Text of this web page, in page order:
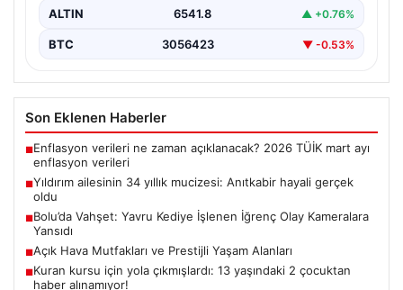
ALTIN 6541.8 ▲ +0.76%
BTC 3056423 ▼ -0.53%
Son Eklenen Haberler
■Enflasyon verileri ne zaman açıklanacak? 2026 TÜİK mart ayı
enflasyon verileri
■Yıldırım ailesinin 34 yıllık mucizesi: Anıtkabir hayali gerçek
oldu
■Bolu’da Vahşet: Yavru Kediye İşlenen İğrenç Olay Kameralara
Yansıdı
■Açık Hava Mutfakları ve Prestijli Yaşam Alanları
■Kuran kursu için yola çıkmışlardı: 13 yaşındaki 2 çocuktan
haber alınamıyor!